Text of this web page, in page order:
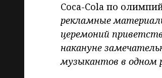
Coca-Cola по
рекламные
церемоний
накануне
музыкантов в одном